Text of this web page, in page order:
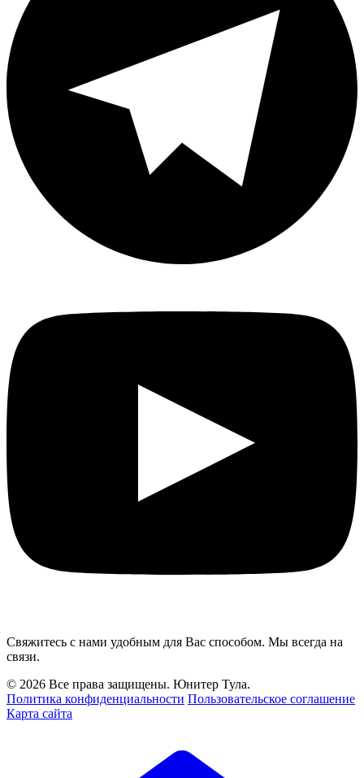
Свяжитесь с нами удобным для Вас способом. Мы всегда на
связи.
© 2026 Все права защищены. Юнитер Тула.
Политика конфиденциальности Пользовательское соглашение
Карта сайта